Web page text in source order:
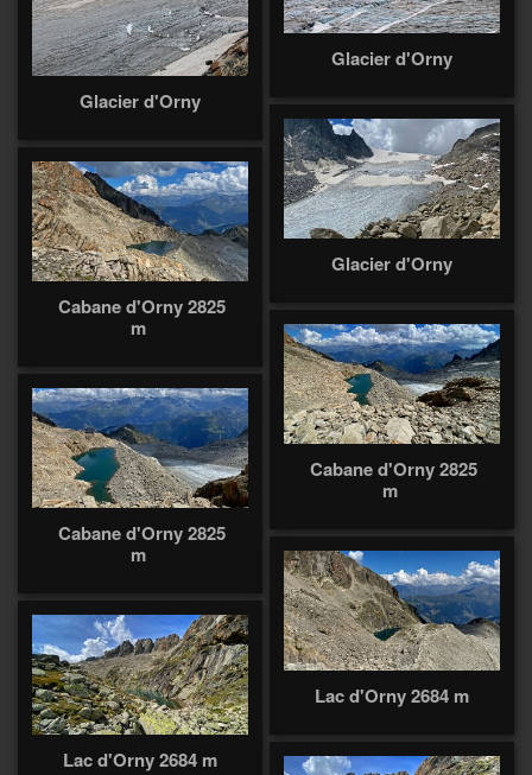
Glacier d'Orny
Glacier d'Orny
Glacier d'Orny
Cabane d'Orny 2825
m
Cabane d'Orny 2825
m
Cabane d'Orny 2825
m
Lac d'Orny 2684 m
Lac d'Orny 2684 m